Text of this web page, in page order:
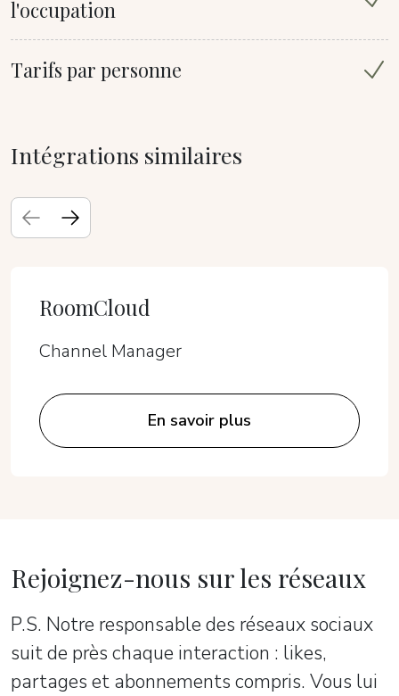
l'occupation
Tarifs par personne
Intégrations similaires
RoomCloud
Channel Manager
En savoir plus
Rejoignez-nous sur les réseaux
P.S. Notre responsable des réseaux sociaux
suit de près chaque interaction : likes,
partages et abonnements compris. Vous lui